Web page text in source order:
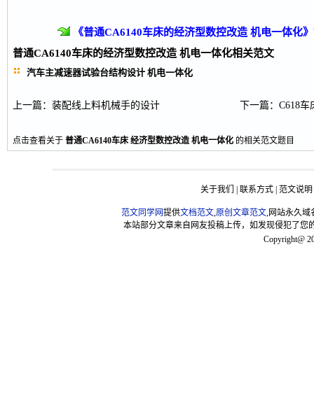
《普通CA6140车床的经济型数控改造 机电一体化
普通CA6140车床的经济型数控改造 机电一体化相关范文
汽车主减速器试验台结构设计 机电一体化
上一篇 ： 装配线上料机械手的设计 下一篇 ： C618车
点击查看关于 普通CA6140车床 经济型数控改造 机电一体化 的相关范文题目
关于我们 联系方式 范文说明
范文同学网提供文档范文,原创文章范文,网站永久域
本站部分文章来自网友投稿上传，如发现侵犯了您
Copyright@